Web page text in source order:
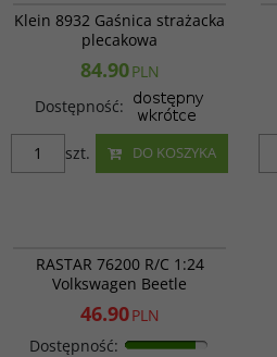
Klein 8932 Gaśnica strażacka
plecakowa
84.90PLN
Dostępność:
DO KOSZYKA
szt.
PROMOCJA
RASTAR 76200 R/C 1:24
Volkswagen Beetle
46.90PLN
Dostępność: